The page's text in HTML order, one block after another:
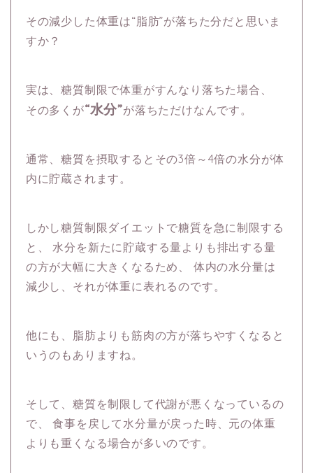
その減少した体重は“脂肪”が落ちた分だと思いま
すか？
実は、糖質制限で体重がすんなり落ちた場合、
その多くが“水分”が落ちただけなんです。
通常、糖質を摂取するとその3倍～4倍の水分が体
内に貯蔵されます。
しかし糖質制限ダイエットで糖質を急に制限する
と、
水分を新たに貯蔵する量よりも排出する量
の方が大幅に大きくなるため、
体内の水分量は
減少し、それが体重に表れるのです。
他にも、脂肪よりも筋肉の方が落ちやすくなると
いうのもありますね。
そして、糖質を制限して代謝が悪くなっているの
で、
食事を戻して水分量が戻った時、元の体重
よりも重くなる場合が多いのです。